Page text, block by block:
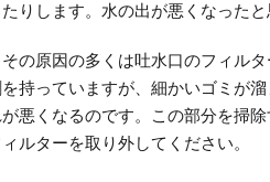
りします。水の出が悪くなったと
の原因の多くは吐水口のフィル
持っていますが、細かいゴミが
悪くなるのです。この部分を掃
ルターを取り外してください。